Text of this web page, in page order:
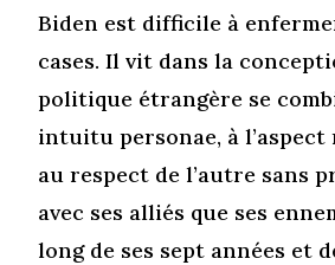
Biden est difficile à
cases. Il vit dans la
politique étrangère se
intuitu personae, à
au respect de l’autre sans
avec ses alliés que ses
long de ses sept années et